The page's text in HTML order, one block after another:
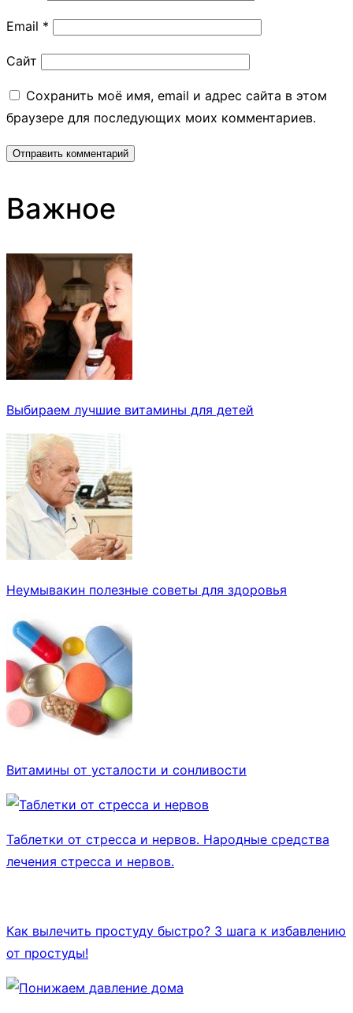
Email *
Сайт
Сохранить моё имя, email и адрес сайта в этом
браузере для последующих моих комментариев.
Важное
Выбираем лучшие витамины для детей
Неумывакин полезные советы для здоровья
Витамины от усталости и сонливости
Таблетки от стресса и нервов. Народные средства
лечения стресса и нервов.
Как вылечить простуду быстро? 3 шага к избавлению
от простуды!